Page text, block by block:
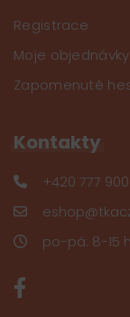
Registrace
Moje objednávky
Zapomenuté
Kontakty
+420 777 900
po-pá: 8-15